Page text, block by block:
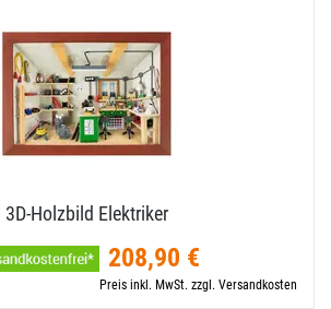
3D-​Holzbild Elektriker
208,90 €
Preis inkl. MwSt. zzgl. Versandkosten